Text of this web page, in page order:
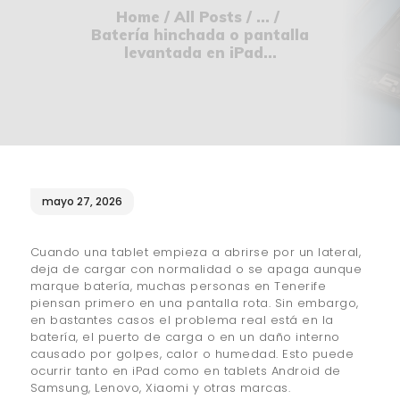
Home All Posts
...
Batería hinchada o pantalla
levantada en iPad...
PRESUPUESTO
📞 CONTACTOS
mayo 27, 2026
Cuando una tablet empieza a abrirse por un lateral,
deja de cargar con normalidad o se apaga aunque
marque batería, muchas personas en Tenerife
piensan primero en una pantalla rota. Sin embargo,
en bastantes casos el problema real está en la
batería, el puerto de carga o en un daño interno
causado por golpes, calor o humedad. Esto puede
ocurrir tanto en iPad como en tablets Android de
Samsung, Lenovo, Xiaomi y otras marcas.